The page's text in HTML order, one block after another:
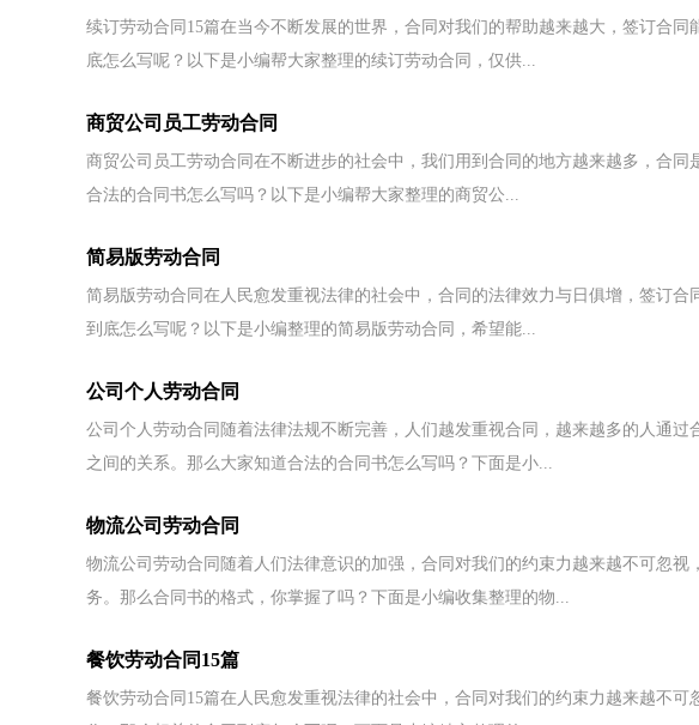
续订劳动合同15篇在当今不断发展的世界，合同对我们的帮助越来越大，签订合同
底怎么写呢？以下是小编帮大家整理的续订劳动合同，仅供...
商贸公司员工劳动合同
商贸公司员工劳动合同在不断进步的社会中，我们用到合同的地方越来越多，合
合法的合同书怎么写吗？以下是小编帮大家整理的商贸公...
简易版劳动合同
简易版劳动合同在人民愈发重视法律的社会中，合同的法律效力与日俱增，签订合
到底怎么写呢？以下是小编整理的简易版劳动合同，希望能...
公司个人劳动合同
公司个人劳动合同随着法律法规不断完善，人们越发重视合同，越来越多的人通
之间的关系。那么大家知道合法的合同书怎么写吗？下面是小...
物流公司劳动合同
物流公司劳动合同随着人们法律意识的加强，合同对我们的约束力越来越不可忽
务。那么合同书的格式，你掌握了吗？下面是小编收集整理的物...
餐饮劳动合同15篇
餐饮劳动合同15篇在人民愈发重视法律的社会中，合同对我们的约束力越来越不